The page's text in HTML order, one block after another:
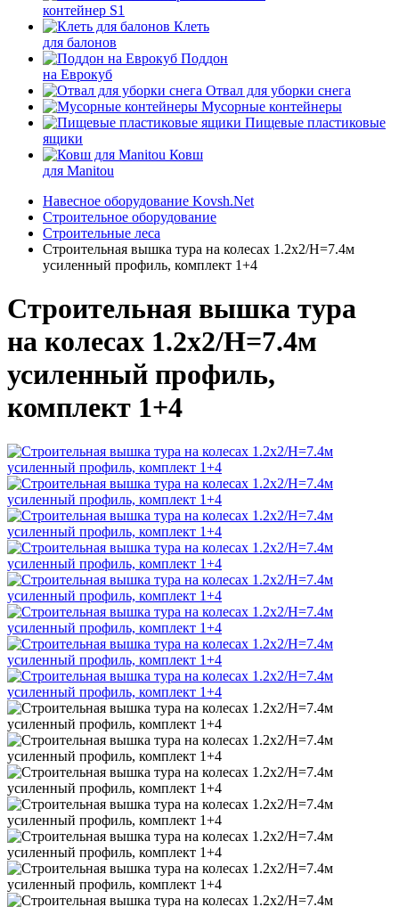
контейнер S1
Клеть
для балонов
Поддон
на Еврокуб
Отвал для уборки снега
Мусорные контейнеры
Пищевые пластиковые
ящики
Ковш
для Manitou
Навесное оборудование Kovsh.Net
Строительное оборудование
Строительные леса
Строительная вышка тура на колесах 1.2х2/Н=7.4м
усиленный профиль, комплект 1+4
Строительная вышка тура
на колесах 1.2х2/Н=7.4м
усиленный профиль,
комплект 1+4